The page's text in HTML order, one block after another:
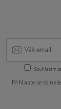
Souhlasím
Přihlaste se do